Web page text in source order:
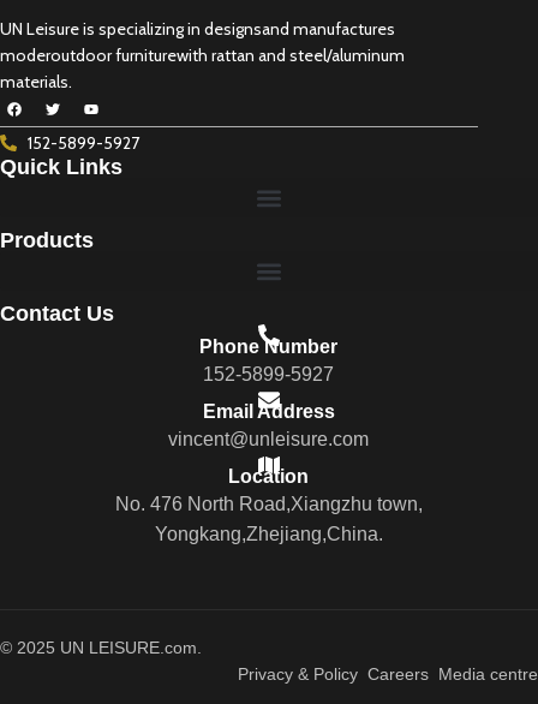
UN Leisure is specializing in designsand manufactures
moderoutdoor furniturewith rattan and steel/aluminum
materials.
152-5899-5927
Quick Links
Products
Contact Us
Phone Number
152-5899-5927
Email Address
vincent@unleisure.com
Location
No. 476 North Road,Xiangzhu town,
Yongkang,Zhejiang,China.
© 2025 UN LEISURE.com.
Privacy & Policy Careers Media centre